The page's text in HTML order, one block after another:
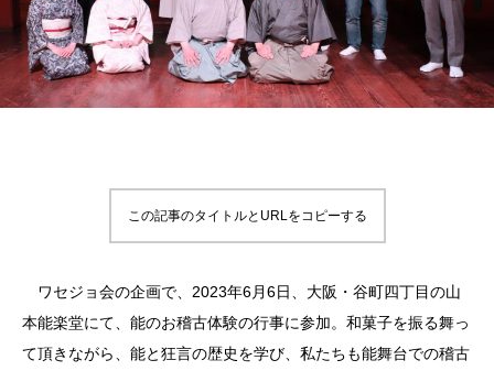
この記事のタイトルとURLをコピーする
ワセジョ会の企画で、2023年6月6日、大阪・谷町四丁目の山
本能楽堂にて、能のお稽古体験の行事に参加。和菓子を振る舞っ
て頂きながら、能と狂言の歴史を学び、私たちも能舞台での稽古